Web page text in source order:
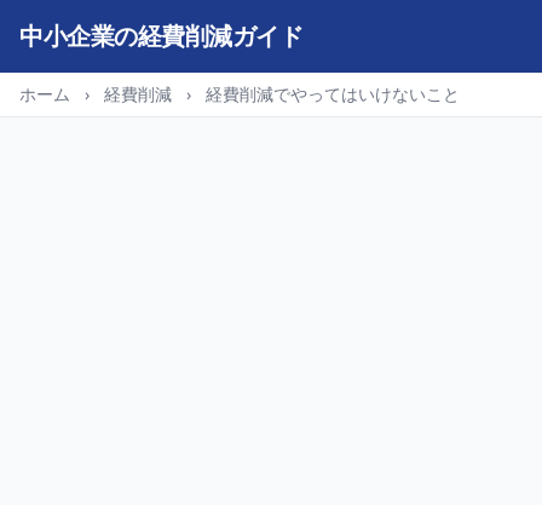
中小企業の経費削減ガイド
ホーム › 経費削減 › 経費削減でやってはいけないこと